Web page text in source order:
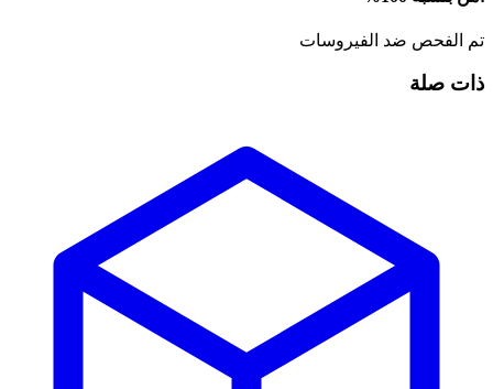
تم الفحص ضد الفيروسات
ذات صلة